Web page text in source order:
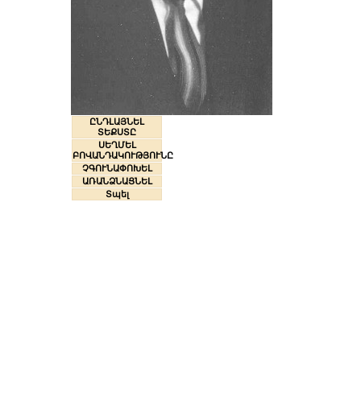
ԸՆԴԼԱՅՆԵԼ
ՏԵՔՍՏԸ
ՍԵՂՄԵԼ
ԲՈՎԱՆԴԱԿՈՒԹՅՈՒՆԸ
ՉԳՈՒՆԱՓՈԽԵԼ
ԱՌԱՆՁՆԱՑՆԵԼ
Տպել